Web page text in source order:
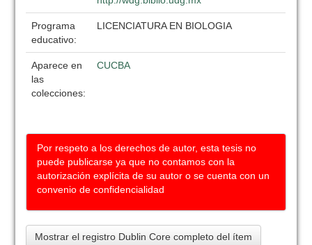
Programa
educativo:
LICENCIATURA EN BIOLOGIA
Aparece en
las
colecciones:
CUCBA
Por respeto a los derechos de autor, esta tesis no
puede publicarse ya que no contamos con la
autorización explícita de su autor o se cuenta con un
convenio de confidencialidad
Mostrar el registro Dublin Core completo del ítem